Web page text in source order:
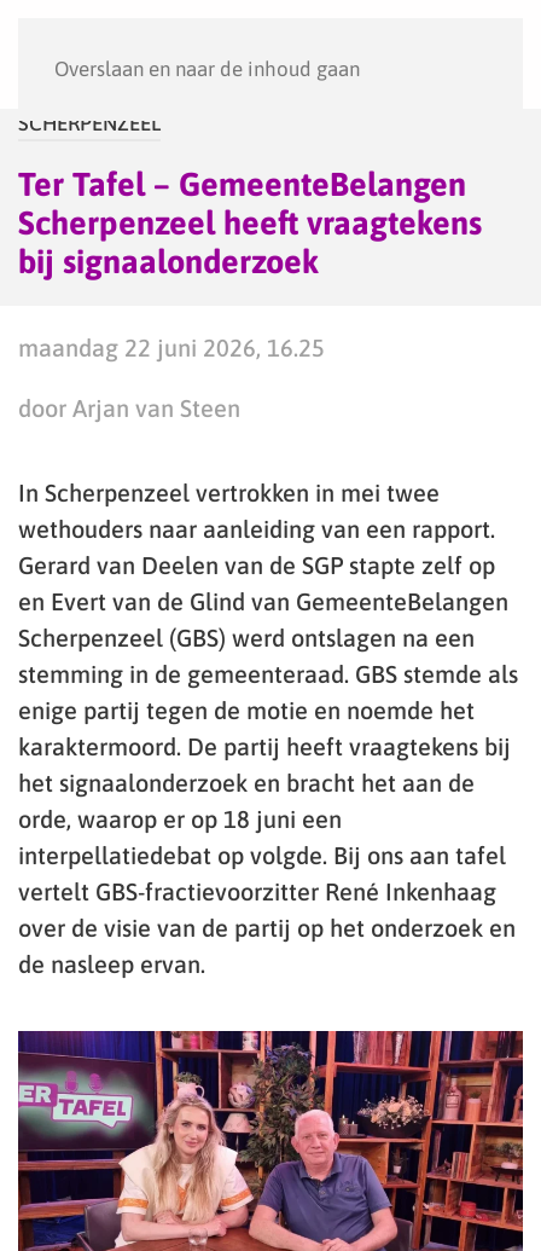
Overslaan en naar de inhoud gaan
SCHERPENZEEL
Ter Tafel – GemeenteBelangen
Scherpenzeel heeft vraagtekens
bij signaalonderzoek
maandag 22 juni 2026, 16.25
door Arjan van Steen
In Scherpenzeel vertrokken in mei twee
wethouders naar aanleiding van een rapport.
Gerard van Deelen van de SGP stapte zelf op
en Evert van de Glind van GemeenteBelangen
Scherpenzeel (GBS) werd ontslagen na een
stemming in de gemeenteraad. GBS stemde als
enige partij tegen de motie en noemde het
karaktermoord. De partij heeft vraagtekens bij
het signaalonderzoek en bracht het aan de
orde, waarop er op 18 juni een
interpellatiedebat op volgde. Bij ons aan tafel
vertelt GBS-fractievoorzitter René Inkenhaag
over de visie van de partij op het onderzoek en
de nasleep ervan.